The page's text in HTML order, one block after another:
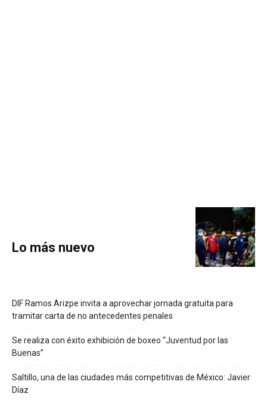
Lo más nuevo
DIF Ramos Arizpe invita a aprovechar jornada gratuita para
tramitar carta de no antecedentes penales
Se realiza con éxito exhibición de boxeo “Juventud por las
Buenas”
Saltillo, una de las ciudades más competitivas de México: Javier
Díaz